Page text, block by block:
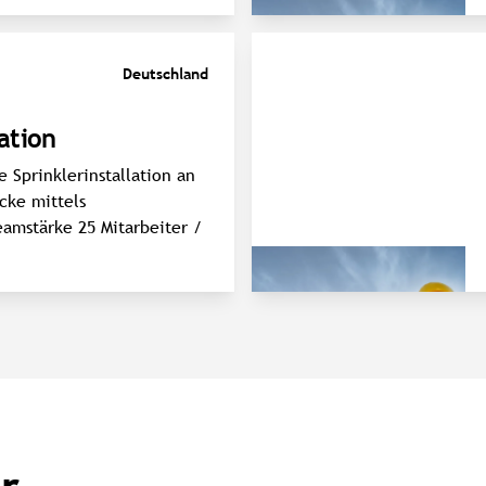
Deutschland
Sprinklerinstallation an
mittels
25 Mitarbeiter /